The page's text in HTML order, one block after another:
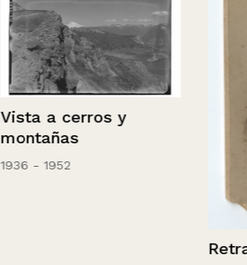
Vista a cerros y
montañas
1936 - 1952